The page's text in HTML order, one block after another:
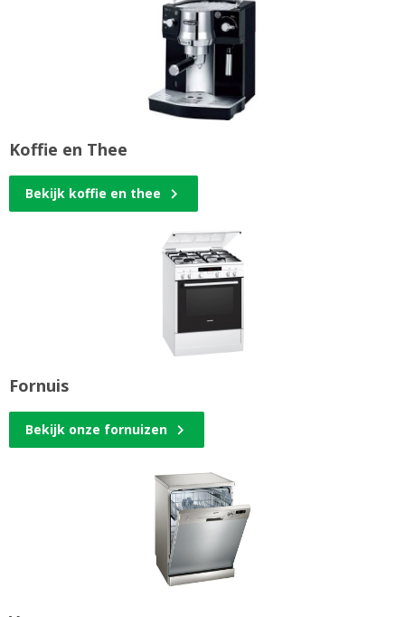
Koffie en Thee
Bekijk koffie en thee
Fornuis
Bekijk onze fornuizen